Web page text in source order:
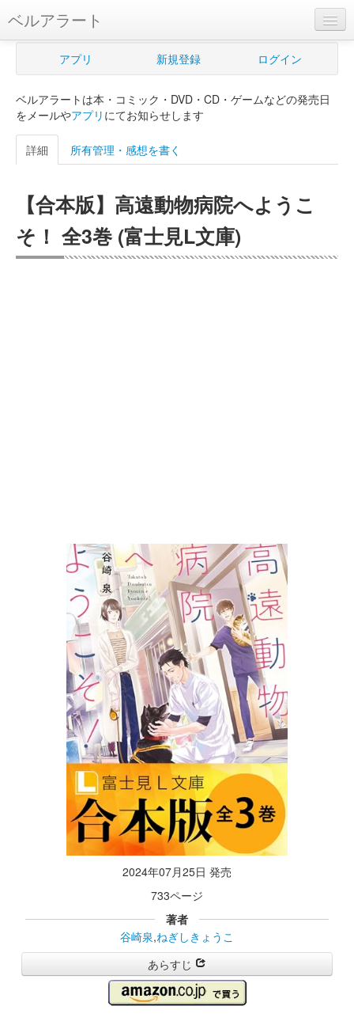
ベルアラート
ベルアラートとは
新規登録
ログイン
購入管理
Myシェルフ
アプリ 新規登録 ログイン
ベルアラートは本・コミック・DVD・CD・ゲームなどの発売日
をメールやアプリ にてお知らせします
詳細 所有管理・感想を書く
【合本版】高遠動物病院へようこ
そ！ 全3巻 (富士見L文庫)
2024年07月25日 発売
733ページ
著者
谷崎泉,ねぎしきょうこ
あらすじ